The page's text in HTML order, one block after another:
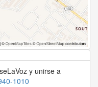
y unirse a
1010